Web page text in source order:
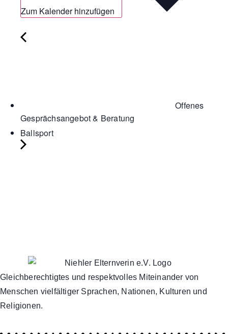
Zum Kalender hinzufügen
Offenes
Gesprächsangebot & Beratung
Ballsport
Gleichberechtigtes und respektvolles Miteinander von
Menschen vielfältiger Sprachen, Nationen, Kulturen und
Religionen.